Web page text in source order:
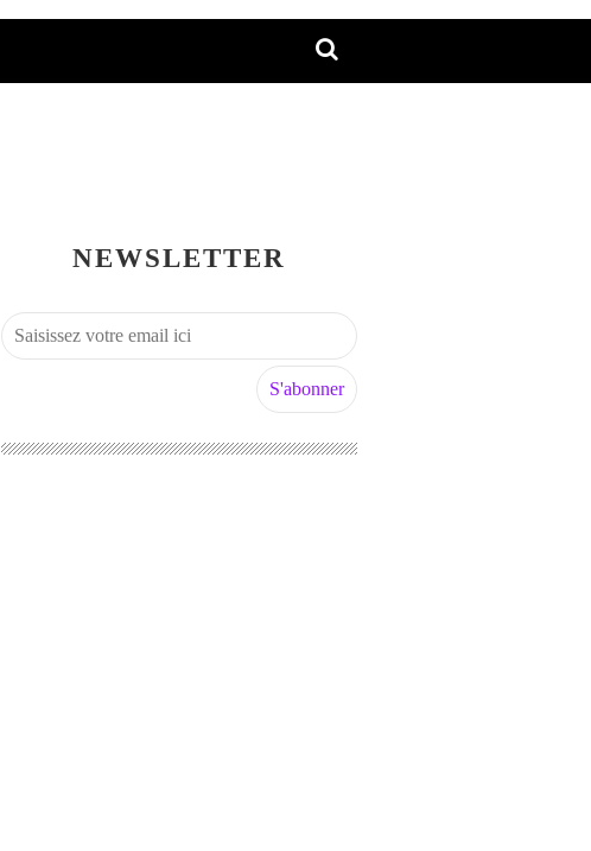
NEWSLETTER